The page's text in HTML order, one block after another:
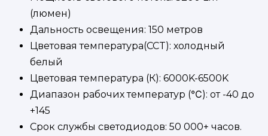
(люмен)
Дальность освещения: 150 метров
Цветовая температура(CCT): холодный
белый
Цветовая температура (К): 6000K-6500K
Диапазон рабочих температур (℃): от -40 до
+145
Срок службы светодиодов: 50 000+ часов.